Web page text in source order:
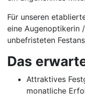
Für unseren
eine Augenoptikerin
unbefristeten
Das
Attraktives
monatliche